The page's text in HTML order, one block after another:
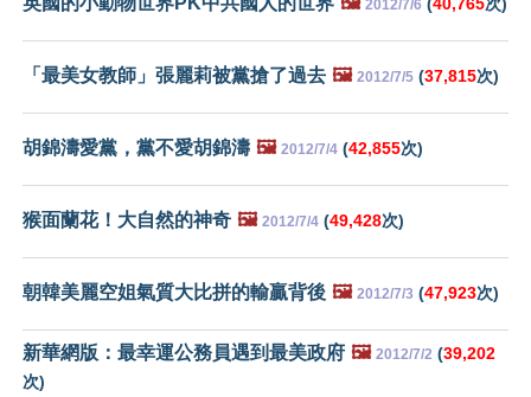
2012/7/6
「最美女教師」張麗莉被黨搶了過去 🖼️ 2012/7/5 (37,815次)
胡錦濤愛黨，黨不愛胡錦濤 🖼️ 2012/7/4 (42,855次)
猴面蘭花！大自然的神奇 🖼️ 2012/7/4 (49,428次)
朝韓美麗空姐氣質大比拼的輸贏背後 🖼️ 2012/7/3 (47,923次)
新華網版：最幸運公務員遇到最美政府 🖼️ 2012/7/2 (39,202
次)